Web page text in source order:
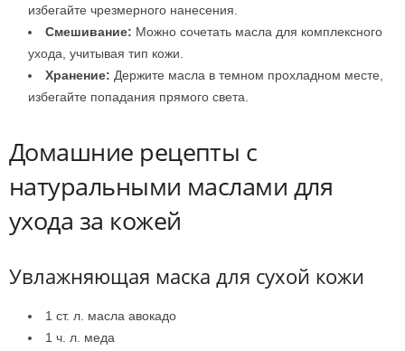
избегайте чрезмерного нанесения.
Смешивание: Можно сочетать масла для комплексного
ухода, учитывая тип кожи.
Хранение: Держите масла в темном прохладном месте,
избегайте попадания прямого света.
Домашние рецепты с
натуральными маслами для
ухода за кожей
Увлажняющая маска для сухой кожи
1 ст. л. масла авокадо
1 ч. л. меда